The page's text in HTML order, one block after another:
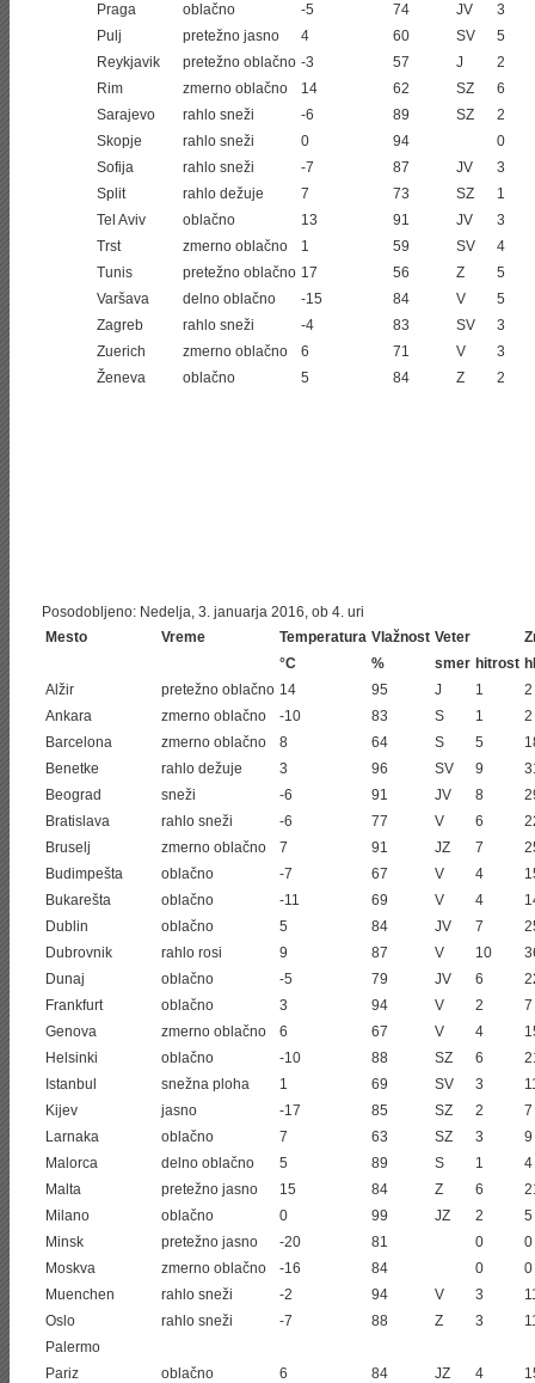
Praga
oblačno -5 74 JV
3
Pulj
pretežno jasno 4 60 SV
5
Reykjavik
pretežno oblačno -3 57 J
2
Rim
zmerno oblačno 14 62 SZ
6
Sarajevo
rahlo sneži -6 89 SZ
2
Skopje
rahlo sneži 0 94
0
Sofija
rahlo sneži -7 87 JV
3
Split
rahlo dežuje 7 73 SZ
1
Tel Aviv
oblačno 13 91 JV
3
Trst
zmerno oblačno 1 59 SV
4
Tunis
pretežno oblačno 17 56 Z
5
Varšava
delno oblačno -15 84 V
5
Zagreb
rahlo sneži -4 83 SV
3
Zuerich
zmerno oblačno 6 71 V
3
Ženeva
oblačno 5 84 Z 2
Posodobljeno: Nedelja, 3. januarja 2016, ob 4. uri
Mesto
Vreme Temperatura Vlažnost Veter
°C
% smer hitrost
Alžir
pretežno oblačno 14 95 J 1
2
Ankara
zmerno oblačno -10 83 S 1
2
Barcelona
zmerno oblačno 8 64 S 5
Benetke
rahlo dežuje 3 96 SV 9
Beograd
sneži -6 91 JV 8
Bratislava
rahlo sneži -6 77 V 6
Bruselj
zmerno oblačno 7 91 JZ 7
Budimpešta
oblačno -7 67 V 4
Bukarešta
oblačno -11 69 V 4
Dublin
oblačno 5 84 JV 7
Dubrovnik
rahlo rosi 9 87 V 10
Dunaj
oblačno -5 79 JV 6
Frankfurt
oblačno 3 94 V 2
7
Genova
zmerno oblačno 6 67 V 4
Helsinki
oblačno -10 88 SZ 6
Istanbul
snežna ploha 1 69 SV 3
Kijev
jasno -17 85 SZ 2
7
Larnaka
oblačno 7 63 SZ 3
9
Malorca
delno oblačno 5 89 S 1
4
Malta
pretežno jasno 15 84 Z 6
Milano
oblačno 0 99 JZ 2
5
Minsk
pretežno jasno -20 81 0
0
Moskva
zmerno oblačno -16 84 0
0
Muenchen
rahlo sneži -2 94 V 3
Oslo
rahlo sneži -7 88 Z 3
Palermo
Pariz
oblačno 6 84 JZ 4